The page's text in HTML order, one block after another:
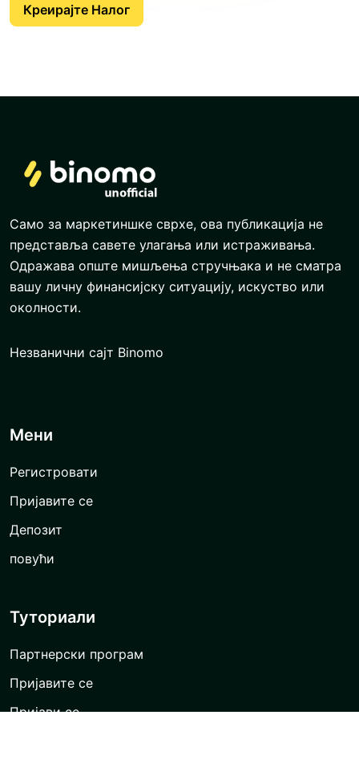
Креирајте Налог
Само за маркетиншке сврхе, ова публикација не
представља савете улагања или истраживања.
Одражава опште мишљења стручњака и не сматра
вашу личну финансијску ситуацију, искуство или
околности.
Незванични сајт Binomo
Мени
Регистровати
Пријавите се
Депозит
повући
Туториали
Партнерски програм
Пријавите се
Пријави се